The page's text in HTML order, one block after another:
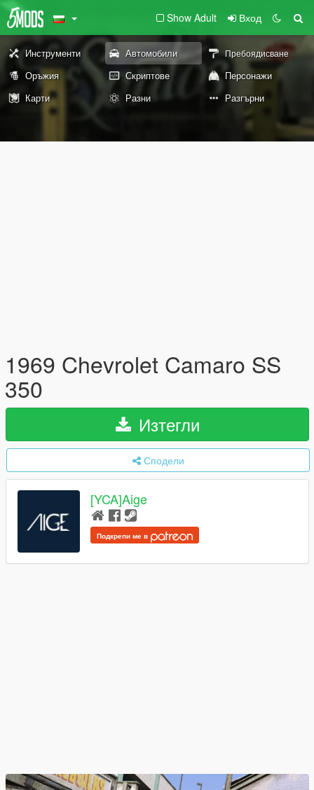
Show Adult Вход
Инструменти Автомобили Пребоядисване
Оръжия Скриптове
Персонажи
Карти
Разни Разгърни
1969 Chevrolet Camaro SS
350
Изтегли
Сподели
[YCA]Aige
Подкрепи ме в